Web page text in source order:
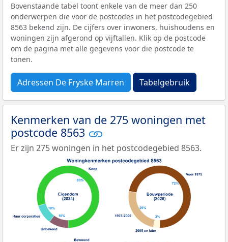
Bovenstaande tabel toont enkele van de meer dan 250
onderwerpen die voor de postcodes in het postcodegebied
8563 bekend zijn. De cijfers over inwoners, huishoudens en
woningen zijn afgerond op vijftallen. Klik op de postcode
om de pagina met alle gegevens voor die postcode te
tonen.
Adressen De Fryske Marren Tabelgebruik
Kenmerken van de 275 woningen met
postcode 8563
Er zijn 275 woningen in het postcodegebied 8563.